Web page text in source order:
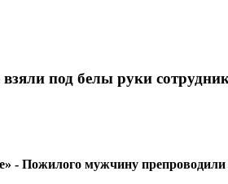
под белы руки
мужчину препроводили